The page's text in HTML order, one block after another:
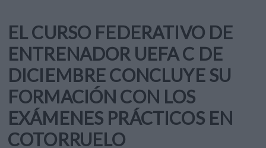
EL CURSO FEDERATIVO DE
ENTRENADOR UEFA C DE
DICIEMBRE CONCLUYE SU
FORMACIÓN CON LOS
EXÁMENES PRÁCTICOS EN
COTORRUELO